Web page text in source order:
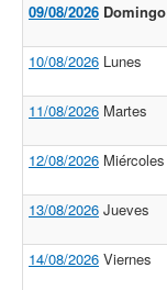
09/08/2026 Domingo
10/08/2026 Lunes
11/08/2026 Martes
12/08/2026 Miércoles
13/08/2026 Jueves
14/08/2026 Viernes